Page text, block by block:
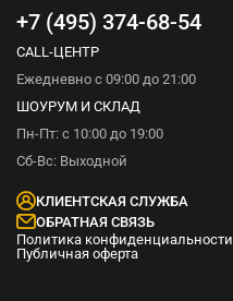
+7 (495) 374-68-54
CALL-ЦЕНТР
Ежедневно с 09:00 до 21:00
ШОУРУМ И СКЛАД
Пн-Пт: с 10:00 до 19:00
Сб-Вс: Выходной
КЛИЕНТСКАЯ СЛУЖБА
ОБРАТНАЯ СВЯЗЬ
Политика конфиденциальности
Публичная оферта